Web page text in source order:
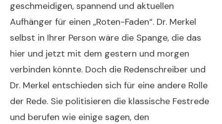
geschmeidigen, spannend und aktuellen
Aufhänger für einen „Roten-Faden“. Dr. Merkel
selbst in Ihrer Person wäre die Spange, die das
hier und jetzt mit dem gestern und morgen
verbinden könnte. Doch die Redenschreiber und
Dr. Merkel entschieden sich für eine andere Rolle
der Rede. Sie politisieren die klassische Festrede
und berufen wie einige sagen, den